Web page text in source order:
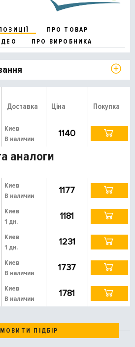
ПРО ТОВАР
ПРО ВИРОБНИКА
Доставка Ціна Покупка
Киев
В наличии
1140
аналоги
Киев
В наличии
1177
Киев
1 дн.
1181
Киев
1 дн.
1231
Киев
В наличии
1737
Киев
В наличии
1781
ПІДБІР